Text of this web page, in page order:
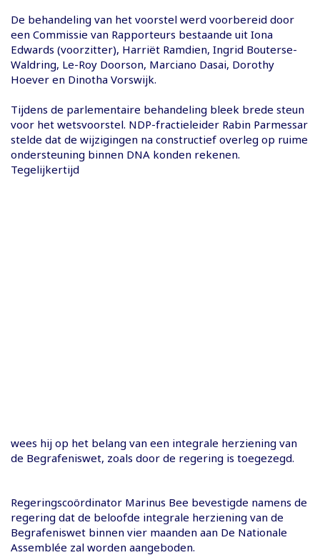
De behandeling van het voorstel werd voorbereid door
een Commissie van Rapporteurs bestaande uit Iona
Edwards (voorzitter), Harriët Ramdien, Ingrid Bouterse-
Waldring, Le-Roy Doorson, Marciano Dasai, Dorothy
Hoever en Dinotha Vorswijk.
Tijdens de parlementaire behandeling bleek brede steun
voor het wetsvoorstel. NDP-fractieleider Rabin Parmessar
stelde dat de wijzigingen na constructief overleg op ruime
ondersteuning binnen DNA konden rekenen.
Tegelijkertijd
wees hij op het belang van een integrale herziening van
de Begrafeniswet, zoals door de regering is toegezegd.
Regeringscoördinator Marinus Bee bevestigde namens de
regering dat de beloofde integrale herziening van de
Begrafeniswet binnen vier maanden aan De Nationale
Assemblée zal worden aangeboden.